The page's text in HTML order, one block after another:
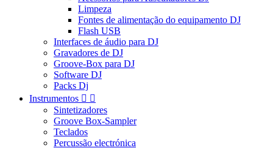
Limpeza
Fontes de alimentação do equipamento DJ
Flash USB
Interfaces de áudio para DJ
Gravadores de DJ
Groove-Box para DJ
Software DJ
Packs Dj
Instrumentos  
Sintetizadores
Groove Box-Sampler
Teclados
Percussão electrónica